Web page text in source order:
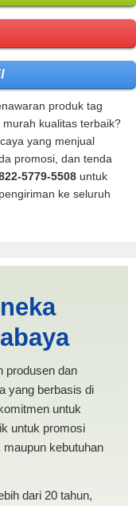
produk tag
kualitas terbaik?
yang menjual
promosi, dan tenda
5779-5508 untuk
ke seluruh
TENDA
produsen dan
yang berbasis di
untuk
untuk promosi
kebutuhan
dari 20 tahun,